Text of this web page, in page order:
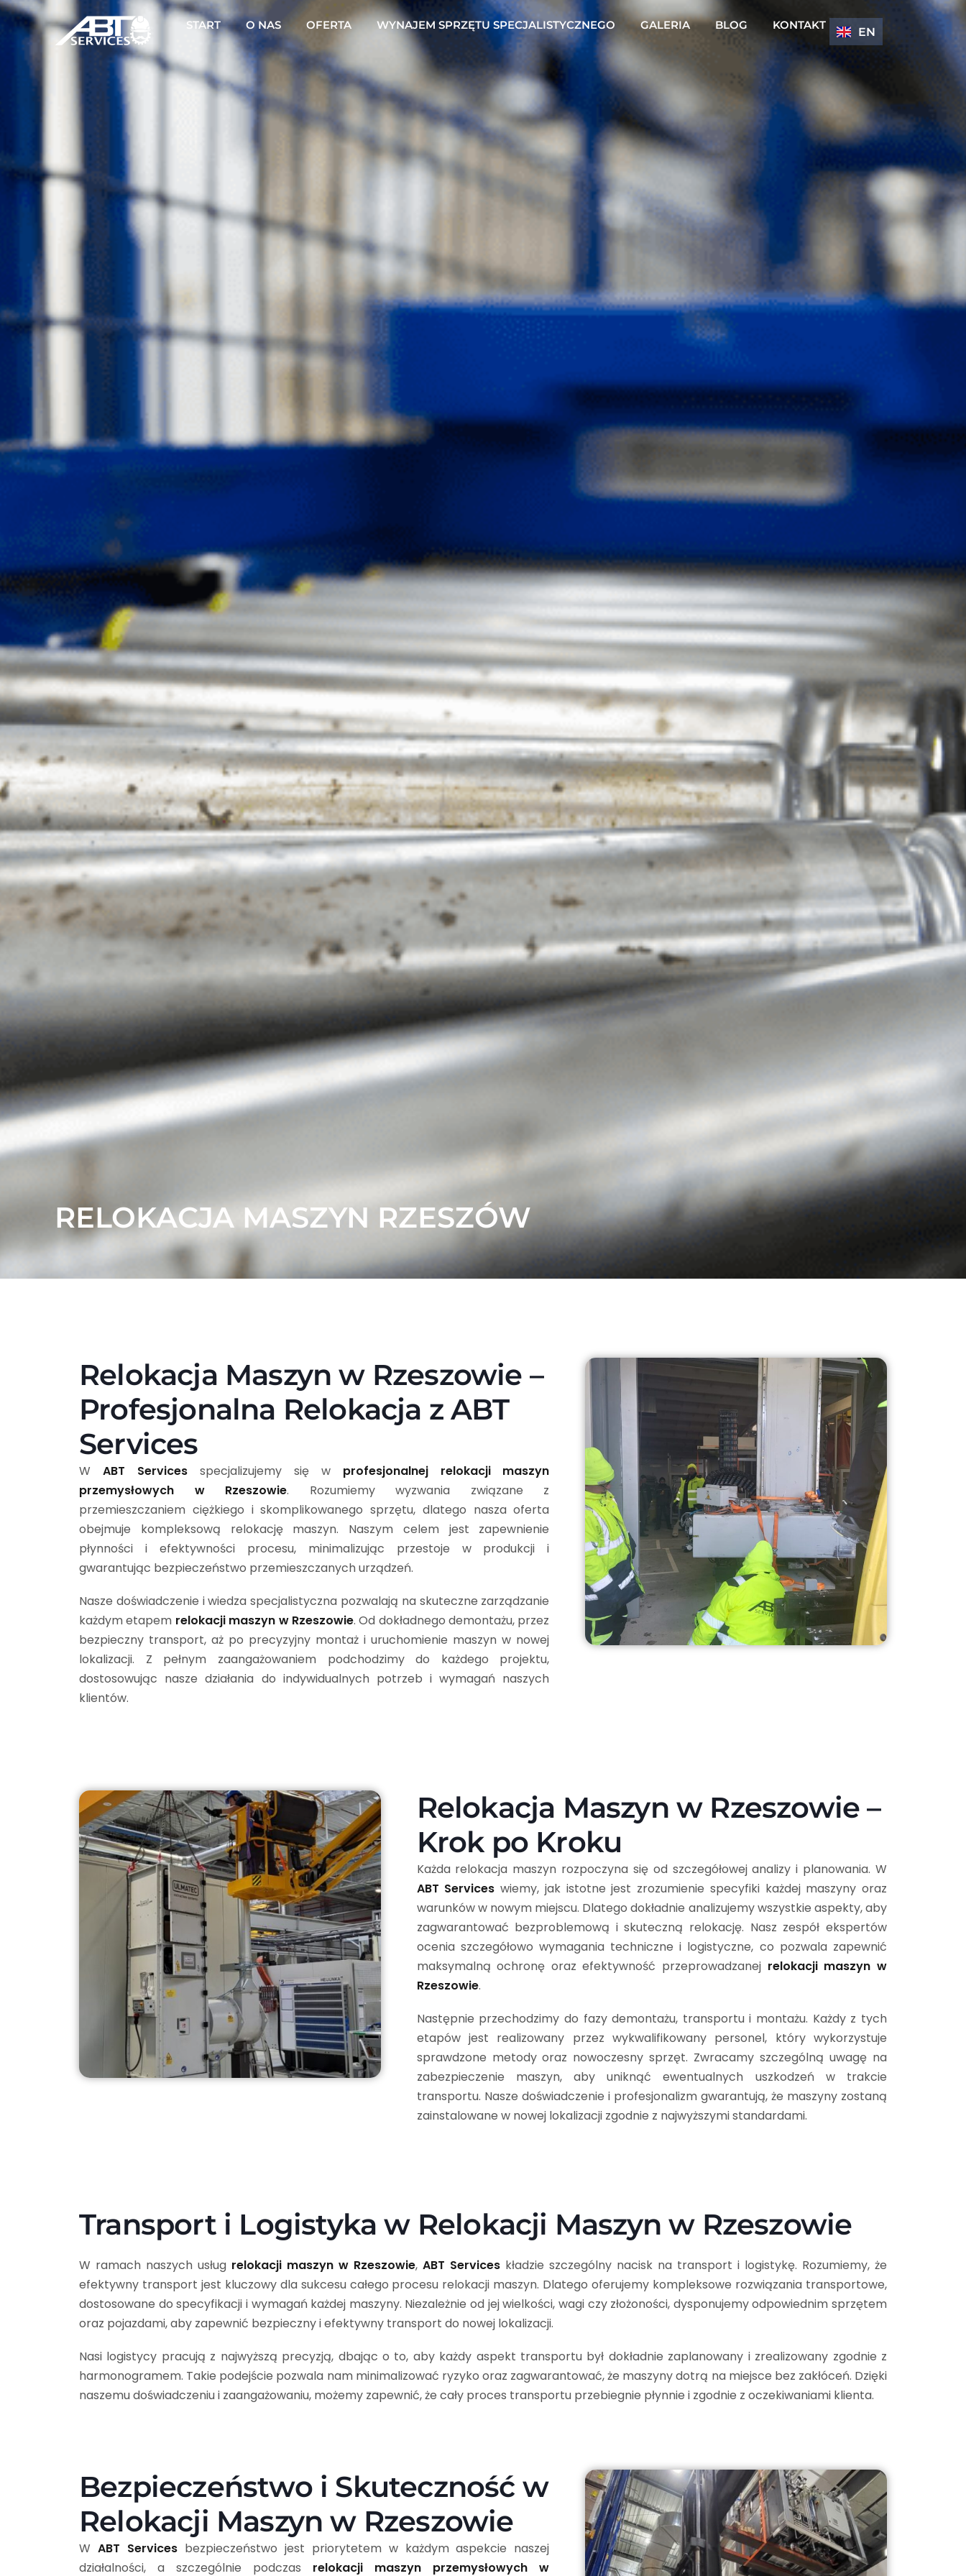
START O NAS OFERTA WYNAJEM SPRZĘTU SPECJALISTYCZNEGO GALERIA BLOG KONTAKT
EN
RELOKACJA MASZYN RZESZÓW
Relokacja Maszyn w Rzeszowie –
Profesjonalna Relokacja z ABT
Services
W ABT Servicesspecjalizujemy się w profesjonalnej relokacji maszyn
przemysłowych w Rzeszowie. Rozumiemy wyzwania związane z
przemieszczaniem ciężkiego i skomplikowanego sprzętu, dlatego nasza oferta
obejmuje kompleksową relokację maszyn. Naszym celem jest zapewnienie
płynności i efektywności procesu, minimalizując przestoje w produkcji i
gwarantując bezpieczeństwo przemieszczanych urządzeń.
Nasze doświadczenie i wiedza specjalistyczna pozwalają na skuteczne zarządzanie
każdym etapem relokacji maszyn w Rzeszowie. Od dokładnego demontażu, przez
bezpieczny transport, aż po precyzyjny montaż i uruchomienie maszyn w nowej
lokalizacji. Z pełnym zaangażowaniem podchodzimy do każdego projektu,
dostosowując nasze działania do indywidualnych potrzeb i wymagań naszych
klientów.
Relokacja Maszyn w Rzeszowie –
Krok po Kroku
Każda relokacja maszyn rozpoczyna się od szczegółowej analizy i planowania. W
ABT Services wiemy, jak istotne jest zrozumienie specyfiki każdej maszyny oraz
warunków w nowym miejscu. Dlatego dokładnie analizujemy wszystkie aspekty, aby
zagwarantować bezproblemową i skuteczną relokację. Nasz zespół ekspertów
ocenia szczegółowo wymagania techniczne i logistyczne, co pozwala zapewnić
maksymalną ochronę oraz efektywność przeprowadzanej relokacji maszyn w
Rzeszowie.
Następnie przechodzimy do fazy demontażu, transportu i montażu. Każdy z tych
etapów jest realizowany przez wykwalifikowany personel, który wykorzystuje
sprawdzone metody oraz nowoczesny sprzęt. Zwracamy szczególną uwagę na
zabezpieczenie maszyn, aby uniknąć ewentualnych uszkodzeń w trakcie
transportu. Nasze doświadczenie i profesjonalizm gwarantują, że maszyny zostaną
zainstalowane w nowej lokalizacji zgodnie z najwyższymi standardami.
Transport i Logistyka w Relokacji Maszyn w Rzeszowie
W ramach naszych usług relokacji maszyn w Rzeszowie, ABT Services kładzie szczególny nacisk na transport i logistykę. Rozumiemy, że
efektywny transport jest kluczowy dla sukcesu całego procesu relokacji maszyn. Dlatego oferujemy kompleksowe rozwiązania transportowe,
dostosowane do specyfikacji i wymagań każdej maszyny. Niezależnie od jej wielkości, wagi czy złożoności, dysponujemy odpowiednim sprzętem
oraz pojazdami, aby zapewnić bezpieczny i efektywny transport do nowej lokalizacji.
Nasi logistycy pracują z najwyższą precyzją, dbając o to, aby każdy aspekt transportu był dokładnie zaplanowany i zrealizowany zgodnie z
harmonogramem. Takie podejście pozwala nam minimalizować ryzyko oraz zagwarantować, że maszyny dotrą na miejsce bez zakłóceń. Dzięki
naszemu doświadczeniu i zaangażowaniu, możemy zapewnić, że cały proces transportu przebiegnie płynnie i zgodnie z oczekiwaniami klienta.
Bezpieczeństwo i Skuteczność w
Relokacji Maszyn w Rzeszowie
W ABT Servicesbezpieczeństwo jest priorytetem w każdym aspekcie naszej
działalności, a szczególnie podczas relokacji maszyn przemysłowych w